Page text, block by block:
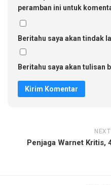
peramban ini untuk
Beritahu saya akan tindak
Beritahu saya akan tulisan
Penjaga Warnet Kritis,